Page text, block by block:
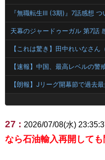
『無職転生Ⅲ (3期)』7話感想
【これは驚き】田中れいなさ
27 : 2026/07/08(水)
なら石油輸入再開して